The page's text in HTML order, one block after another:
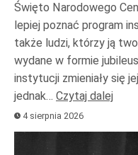
Święto Narodowego
lepiej poznać program
także ludzi, którzy ją
wydane w formie
instytucji zmieniały się
jednak… Czytaj dalej
4 sierpnia 2026